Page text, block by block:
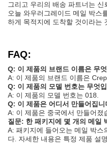
그리고 우리의 배송 파트너는
오늘 와우러그레이드 메일 박스
하게 목적지에 도착할 것이라는
FAQ:
Q: 이 제품의 브랜드 이름은 무
A: 이 제품의 브랜드 이름은
Q: 이 제품의 모델 번호는 무엇
A: 이 제품의 모델 번호는 018.
Q: 이 제품은 어디서 만들어집니
A: 이 제품은 중국에서 만들어졌
질문: 한 패키지에 몇 개의 메일
A: 패키지에 들어오는 메일 박스
다. 자세한 내용은 특정 제품 설